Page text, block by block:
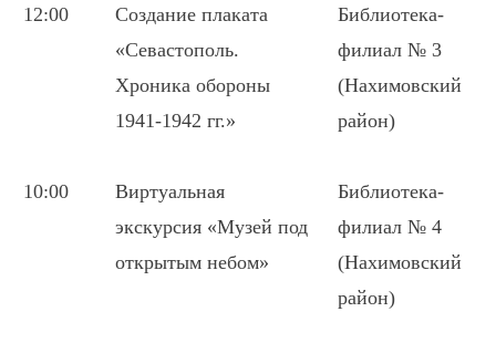
12:00
Создание плаката
«Севастополь.
Хроника обороны
1941-1942 гг.»
Библиотека-
филиал № 3
(Нахимовский
район)
10:00
Виртуальная
экскурсия «Музей под
открытым небом»
Библиотека-
филиал № 4
(Нахимовский
район)